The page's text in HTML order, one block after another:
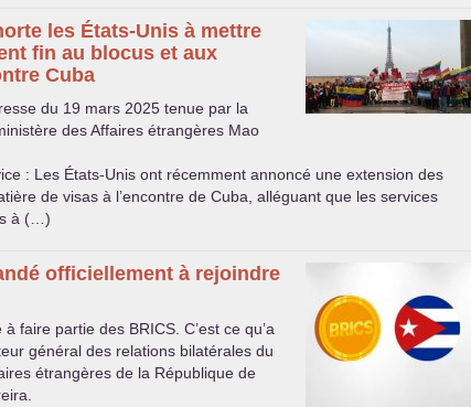
les États-Unis à mettre
fin au blocus et aux
Cuba
du 19 mars 2025 tenue par la
des Affaires étrangères Mao
: Les États-Unis ont récemment annoncé une extension des
de visas à l’encontre de Cuba, alléguant que les services
à (…)
officiellement à rejoindre
à faire partie des BRICS . C’est ce qu’a
général des relations bilatérales du
étrangères de la République de